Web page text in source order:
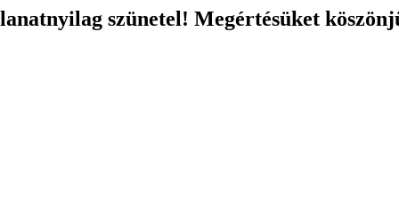
szünetel! Megértésüket